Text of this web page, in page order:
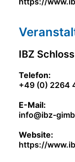
IBZ
Telefon:
+49 (0) 2264
E-Mail:
info@ibz-
Website:
https://